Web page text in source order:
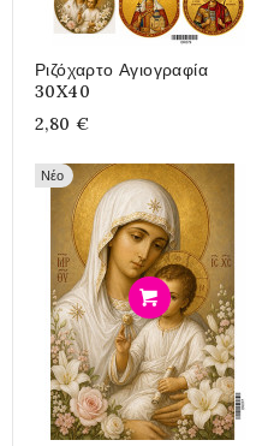
Ριζόχαρτο Αγιογραφία
30X40
2,80 €
Νέο